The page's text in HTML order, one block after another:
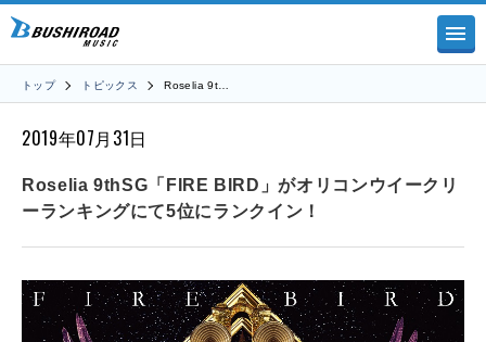
トップ トピックス Roselia 9t…
2019年07月31日
Roselia 9thSG「FIRE BIRD」がオリコンウイークリ
ーランキングにて5位にランクイン！